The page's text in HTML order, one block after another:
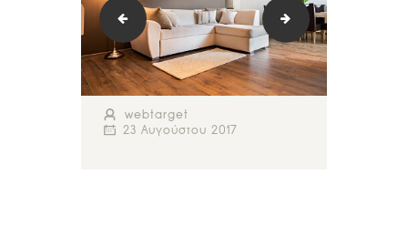
logo_retina1 bg-3
webtarget
23 Αυγούστου 2017